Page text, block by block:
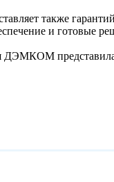
также
и готовые
ДЭМКОМ